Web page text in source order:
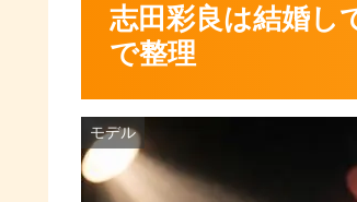
志田彩良は結婚し
で整理
モデル